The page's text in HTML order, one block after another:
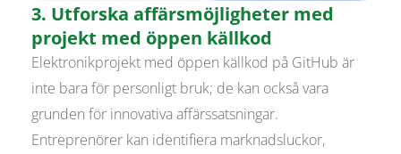
3. Utforska affärsmöjligheter med
projekt med öppen källkod
Elektronikprojekt med öppen källkod på GitHub är
inte bara för personligt bruk; de kan också vara
grunden för innovativa affärssatsningar.
Entreprenörer kan identifiera marknadsluckor,